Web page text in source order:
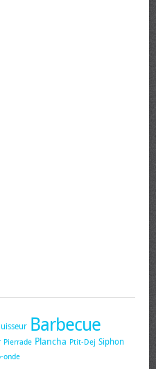
Barbecue
Pierrade Plancha Ptit-Dej Siphon
onde